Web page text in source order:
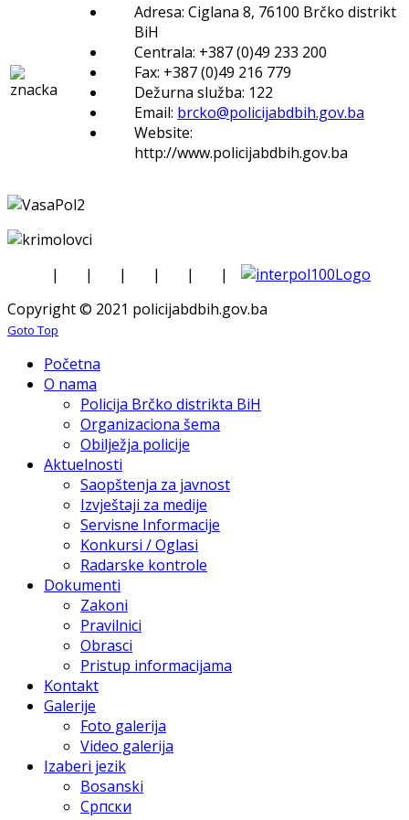
Adresa: Ciglana 8, 76100 Brčko distrikt
BiH
Centrala: +387 (0)49 233 200
Fax: +387 (0)49 216 779
Dežurna služba: 122
Email: brcko@policijabdbih.gov.ba
Website:
http://www.policijabdbih.gov.ba
| | | | |
|
Copyright © 2021 policijabdbih.gov.ba
Goto Top
Početna
O nama
Policija Brčko distrikta BiH
Organizaciona šema
Obilježja policije
Aktuelnosti
Saopštenja za javnost
Izvještaji za medije
Servisne Informacije
Konkursi / Oglasi
Radarske kontrole
Dokumenti
Zakoni
Pravilnici
Obrasci
Pristup informacijama
Kontakt
Galerije
Foto galerija
Video galerija
Izaberi jezik
Bosanski
Српски